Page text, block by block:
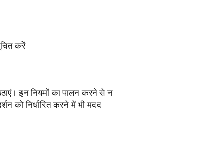
करें
इन नियमों का पालन करने से न
को निर्धारित करने में भी मदद